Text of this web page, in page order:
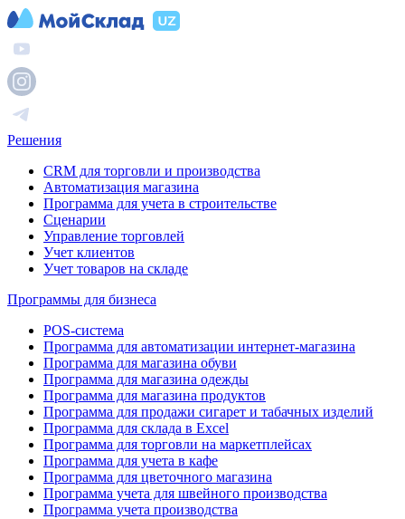
Решения
CRM для торговли и производства
Автоматизация магазина
Программа для учета в строительстве
Сценарии
Управление торговлей
Учет клиентов
Учет товаров на складе
Программы для бизнеса
POS-система
Программа для автоматизации интернет-магазина
Программа для магазина обуви
Программа для магазина одежды
Программа для магазина продуктов
Программа для продажи сигарет и табачных изделий
Программа для склада в Excel
Программа для торговли на маркетплейсах
Программа для учета в кафе
Программа для цветочного магазина
Программа учета для швейного производства
Программа учета производства